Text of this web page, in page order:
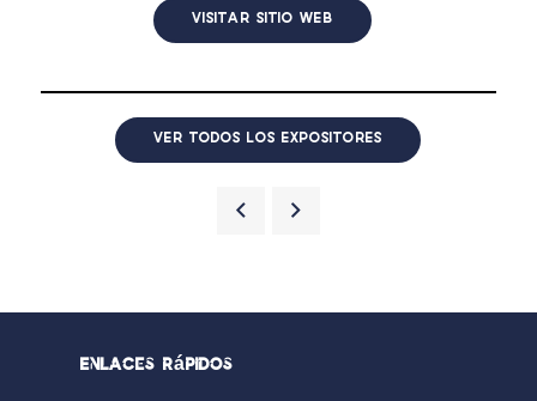
VISITAR SITIO WEB
VER TODOS LOS EXPOSITORES
Enlaces rápidos